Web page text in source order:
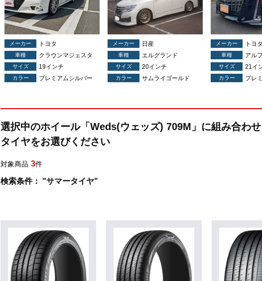
メーカー トヨタ
車種 クラウンマジェスタ
サイズ 19インチ
カラー プレミアムシルバー
メーカー 日産
車種 エルグランド
サイズ 20インチ
カラー サムライゴールド
メーカー トヨタ
車種 アル
サイズ 21イ
カラー プレ
選択中のホイール「Weds(ウェッズ) 709M」に組み合わ
タイヤをお選びください
対象商品 3件
検索条件： "サマータイヤ"